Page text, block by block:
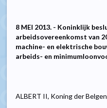
8 MEI 2013. - Koninklijk
arbeidsovereenkomst van
machine- en elektrische
arbeids- en
ALBERT II, Koning der